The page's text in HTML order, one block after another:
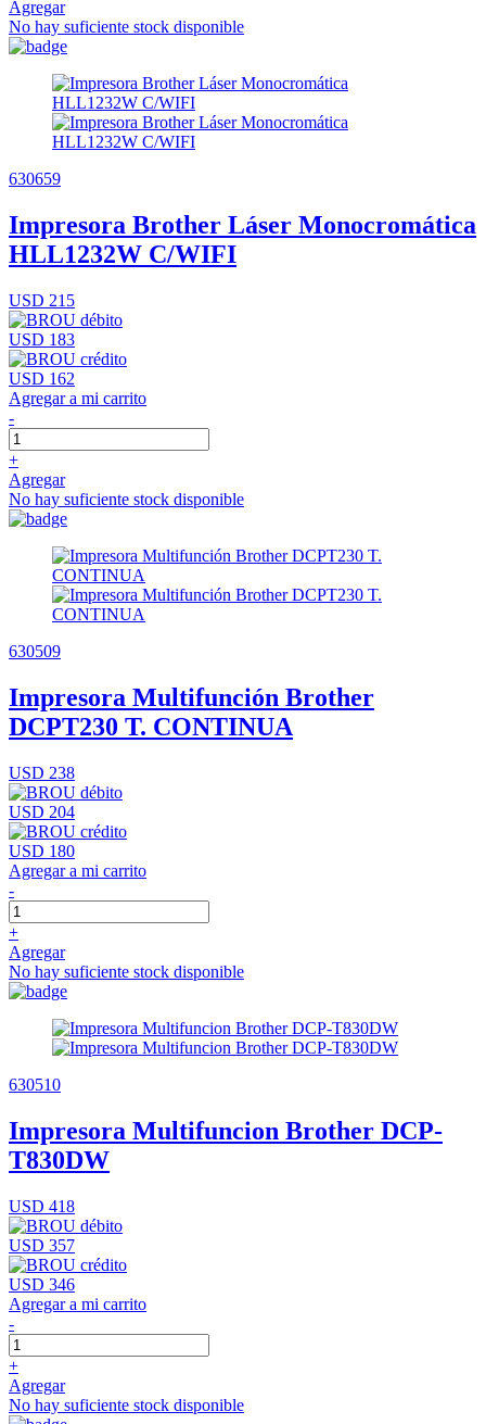
Agregar
No hay suficiente stock disponible
630659
Impresora Brother Láser Monocromática
HLL1232W C/WIFI
USD 215
USD 183
USD 162
Agregar a mi carrito
-
+
Agregar
No hay suficiente stock disponible
630509
Impresora Multifunción Brother
DCPT230 T. CONTINUA
USD 238
USD 204
USD 180
Agregar a mi carrito
-
+
Agregar
No hay suficiente stock disponible
630510
Impresora Multifuncion Brother DCP-
T830DW
USD 418
USD 357
USD 346
Agregar a mi carrito
-
+
Agregar
No hay suficiente stock disponible